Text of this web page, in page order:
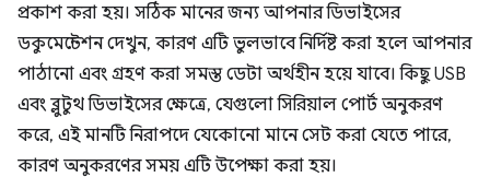
প্রকাশ করা হয়। সঠিক মানের জন্য আপনার ডিভাইসের
ডকুমেন্টেশন দেখুন, কারণ এটি ভুলভাবে নির্দিষ্ট করা হলে আপনার
পাঠানো এবং গ্রহণ করা সমস্ত ডেটা অর্থহীন হয়ে যাবে। কিছু USB
এবং ব্লুটুথ ডিভাইসের ক্ষেত্রে, যেগুলো সিরিয়াল পোর্ট অনুকরণ
করে, এই মানটি নিরাপদে যেকোনো মানে সেট করা যেতে পারে,
কারণ অনুকরণের সময় এটি উপেক্ষা করা হয়।